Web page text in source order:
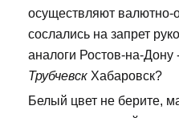
осуществляют
сослались на запрет
аналоги Ростов-на-Дону
Трубчевск Хабаровск?
Белый цвет не берите,